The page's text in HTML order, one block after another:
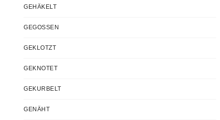
GEHÄKELT
GEGOSSEN
GEKLOTZT
GEKNOTET
GEKURBELT
GENÄHT